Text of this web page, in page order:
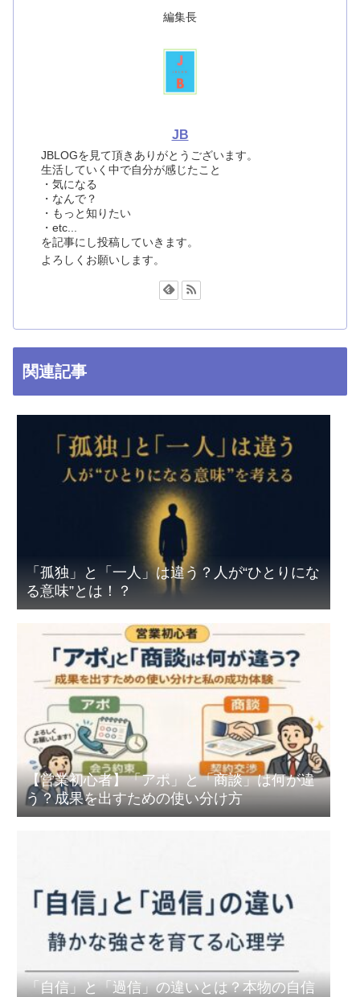
編集長
JB
JBLOGを見て頂きありがとうございます。
生活していく中で自分が感じたこと
・気になる
・なんで？
・もっと知りたい
・etc...
を記事にし投稿していきます。
よろしくお願いします。
関連記事
「孤独」と「一人」は違う？人が“ひとりにな
る意味”とは！？
【営業初心者】「アポ」と「商談」は何が違
う？成果を出すための使い分け方
「自信」と「過信」の違いとは？本物の自信